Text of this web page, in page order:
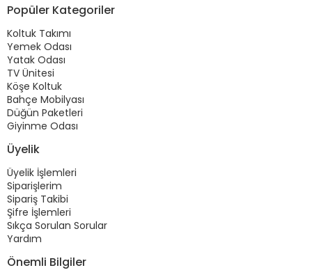
Popüler Kategoriler
Koltuk Takımı
Yemek Odası
Yatak Odası
TV Ünitesi
Köşe Koltuk
Bahçe Mobilyası
Düğün Paketleri
Giyinme Odası
Üyelik
Üyelik İşlemleri
Siparişlerim
Sipariş Takibi
Şifre İşlemleri
Sıkça Sorulan Sorular
Yardım
Önemli Bilgiler